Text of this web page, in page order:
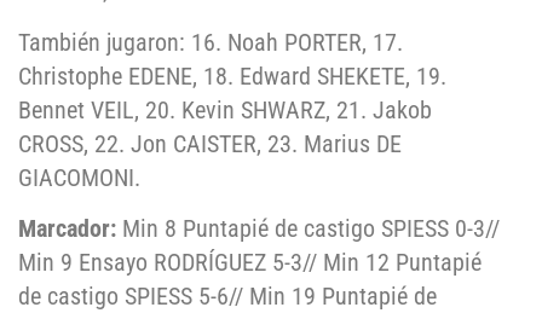
También jugaron: 16. Noah PORTER, 17.
Christophe EDENE, 18. Edward SHEKETE, 19.
Bennet VEIL, 20. Kevin SHWARZ, 21. Jakob
CROSS, 22. Jon CAISTER, 23. Marius DE
GIACOMONI.
Marcador: Min 8 Puntapié de castigo SPIESS 0-3//
Min 9 Ensayo RODRÍGUEZ 5-3// Min 12 Puntapié
de castigo SPIESS 5-6// Min 19 Puntapié de